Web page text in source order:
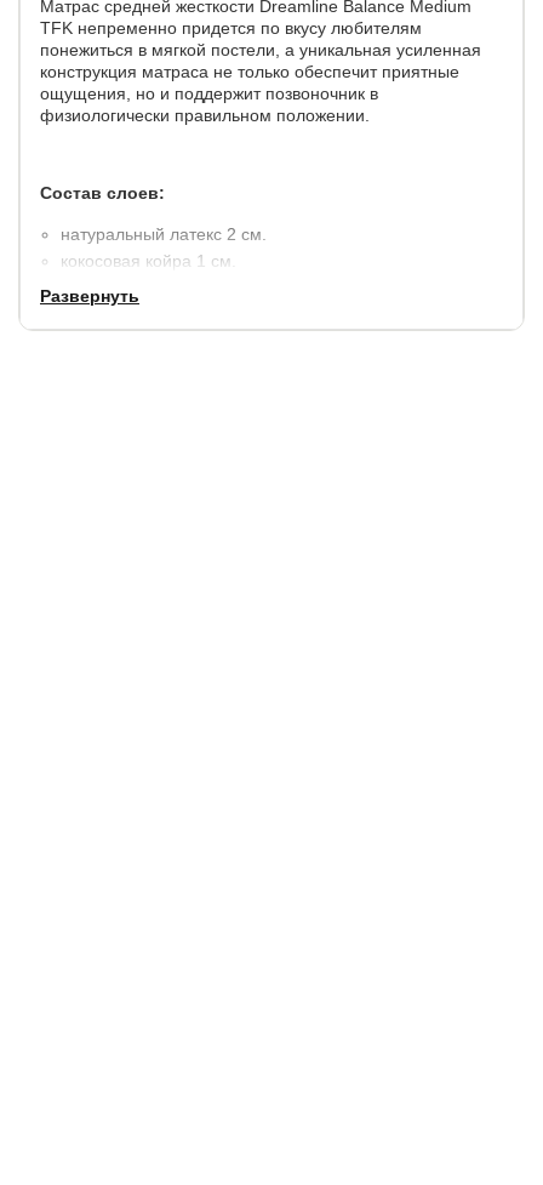
Матрас средней жесткости Dreamline Balance Medium
TFK непременно придется по вкусу любителям
понежиться в мягкой постели, а уникальная усиленная
конструкция матраса не только обеспечит приятные
ощущения, но и поддержит позвоночник в
физиологически правильном положении.
Состав слоев:
натуральный латекс 2 см.
кокосовая койра 1 см.
Развернуть